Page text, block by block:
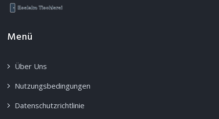
Menü
Über Uns
Nutzungsbedingungen
Datenschutzrichtlinie